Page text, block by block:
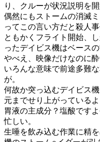
り、クルーが状況説明を開
偶然にもストームの消滅
ってこの言い方だと殺人
ともかくフライト開始、
ったデイビス機はベース
やべえ、映像だけなのに酔
いろんな意味で前途多難
が。
何故か突っ込むデイビス
元までせり上がっているよ
胃液の主成分？塩酸です
忙しい。
生唾を飲み込む作業に精